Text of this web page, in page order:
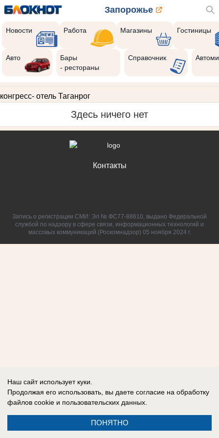
Запорожье
Новости Работа Магазины Гостиницы
Авто
Бары
- рестораны
Справочник
конгресс- отель Таганрог
Здесь ничего нет
Контакты
Запись о регистрации СМИ: Эл № ФС77-88610, выдано Федеральной
службой по надзору в сфере связи, информационных технологий и
массовых коммуникаций (Роскомнадзор) 05 ноября 2024 г.
Наш сайт использует куки.
Продолжая его использовать, вы даете согласие на обработку
файлов cookie и пользовательских данных.
ПОНЯТНО